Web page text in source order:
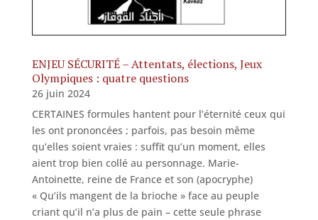
ENJEU SÉCURITÉ – Attentats, élections, Jeux
Olympiques : quatre questions
26 juin 2024
CERTAINES formules hantent pour l’éternité ceux qui
les ont prononcées ; parfois, pas besoin même
qu’elles soient vraies : suffit qu’un moment, elles
aient trop bien collé au personnage. Marie-
Antoinette, reine de France et son (apocryphe)
« Qu’ils mangent de la brioche » face au peuple
criant qu’il n’a plus de pain – cette seule phrase